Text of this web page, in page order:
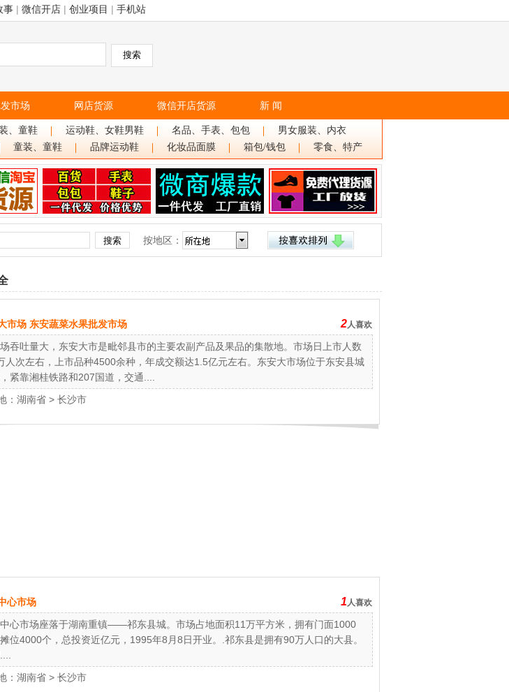
事 | 微信开店 | 创业项目 | 手机站
市场 网店货源 微信开店货源 新 闻
、童鞋 运动鞋、女鞋男鞋 名品、手表、包包
男女服装、内衣
童装、童鞋 品牌运动鞋 化妆品面膜 箱包/钱包 零食、特产
按地区：
市场 东安蔬菜水果批发市场 2人喜欢
吞吐量大，东安大市是毗邻县市的主要农副产品及果品的集散地。市场日上市人数
人次左右，上市品种4500余种，年成交额达1.5亿元左右。东安大市场位于东安县城
紧靠湘桂铁路和207国道，交通....
： 湖南省 > 长沙市
心市场 1人喜欢
心市场座落于湖南重镇——祁东县城。市场占地面积11万平方米，拥有门面1000
位4000个，总投资近亿元，1995年8月8日开业。.祁东县是拥有90万人口的大县。
： 湖南省 > 长沙市